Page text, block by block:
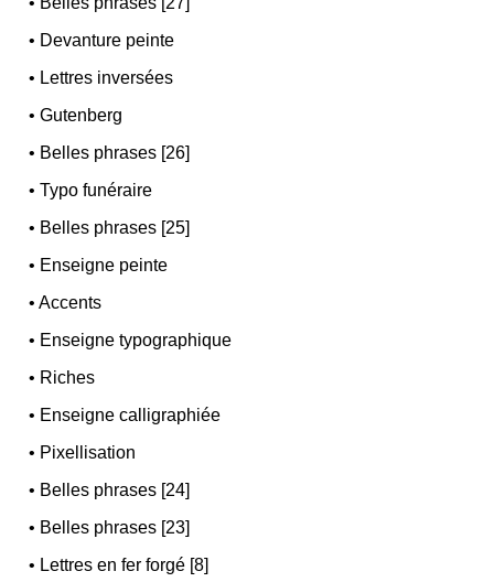
• Devanture peinte
• Lettres inversées
•Gutenberg
• Belles phrases [26]
•Typo funéraire
• Belles phrases [25]
• Enseigne peinte
•Accents
• Enseigne typographique
• Riches
• Enseigne calligraphiée
• Pixellisation
• Belles phrases [24]
• Belles phrases [23]
• Lettres en fer forgé [8]